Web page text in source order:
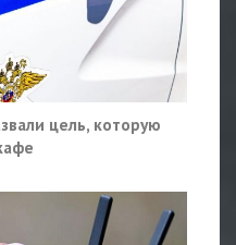
цель, которую